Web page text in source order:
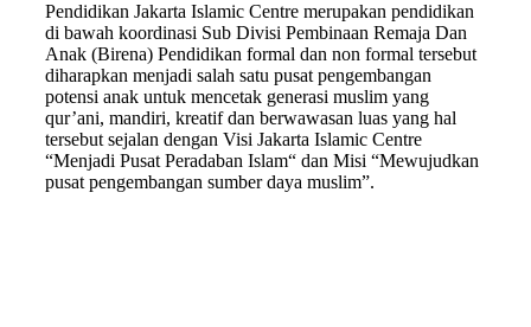
Pendidikan Jakarta Islamic Centre merupakan pendidikan
di bawah koordinasi Sub Divisi Pembinaan Remaja Dan
Anak (Birena) Pendidikan formal dan non formal tersebut
diharapkan menjadi salah satu pusat pengembangan
potensi anak untuk mencetak generasi muslim yang
qur’ani, mandiri, kreatif dan berwawasan luas yang hal
tersebut sejalan dengan Visi Jakarta Islamic Centre
“Menjadi Pusat Peradaban Islam“ dan Misi “Mewujudkan
pusat pengembangan sumber daya muslim”.